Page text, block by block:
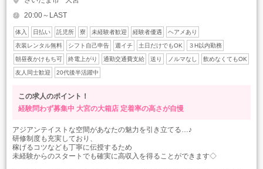
20:00～LAST
体入 日払い 託児所 寮 未経験者歓迎 経験者優遇 ヘアメあり
衣装レンタル無料 シフト自己申告 週イチ 土日だけでもOK ３H以内勤務
朝昼夜かけもち可 終電上がり 通勤交通費支給 送り ノルマなし 飲めなくてもOK
友人同士歓迎 20代後半活躍中
この求人のポイント！
経験問わず募集中 大宮の大箱店 定着率の高さが自慢
アジアンテイストな空間があなたの魅力を引き立てる…♪
研修制度も充実しており、
稼げるコツなども丁寧に伝授するため
未経験からのスタートでも確実に高収入を得ることができます◇